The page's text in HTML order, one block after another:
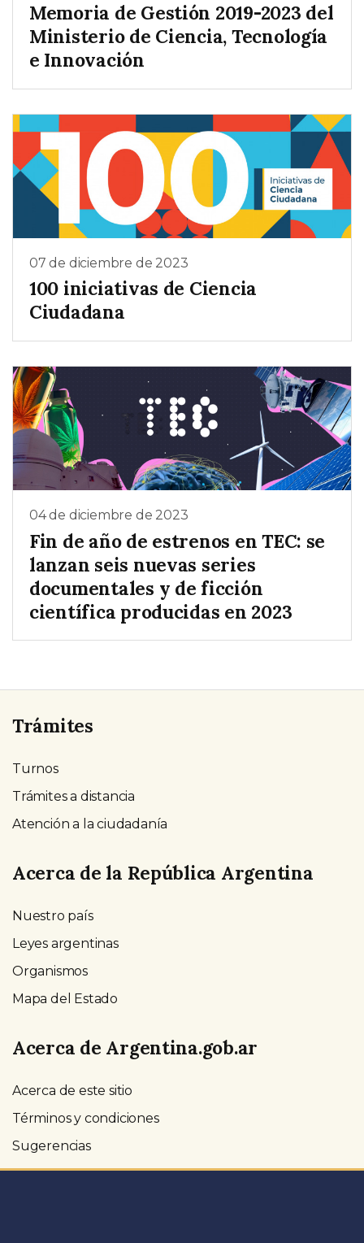
Memoria de Gestión 2019-2023 del
Ministerio de Ciencia, Tecnología
e Innovación
07 de diciembre de 2023
100 iniciativas de Ciencia
Ciudadana
04 de diciembre de 2023
Fin de año de estrenos en TEC: se
lanzan seis nuevas series
documentales y de ficción
científica producidas en 2023
Trámites
Turnos
Trámites a distancia
Atención a la ciudadanía
Acerca de la República Argentina
Nuestro país
Leyes argentinas
Organismos
Mapa del Estado
Acerca de Argentina.gob.ar
Acerca de este sitio
Términos y condiciones
Sugerencias